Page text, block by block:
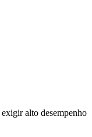
alto desempenho